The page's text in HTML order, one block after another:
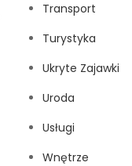
Transport
Turystyka
Ukryte Zajawki
Uroda
Usługi
Wnętrze